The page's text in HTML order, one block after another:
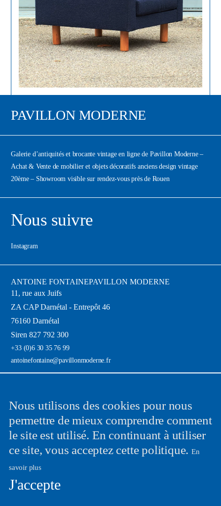
PAVILLON MODERNE
Galerie d’antiquités et brocante vintage en ligne de Pavillon Moderne –
Achat & Vente de mobilier et objets décoratifs anciens design vintage
20ème – Showroom visible sur rendez-vous près de Rouen
Nous suivre
Instagram
ANTOINE FONTAINEPAVILLON MODERNE
11, rue aux Juifs
ZA CAP Darnétal - Entrepôt 46
76160 Darnétal
Siren 827 792 300
+33 (0)6 30 35 76 99
antoinefontaine@pavillonmoderne.fr
News
Recevez mes dernières trouvailles directement dans votre boîte e-mail et
ça une fois par mois !
En validant votre inscription, vous acceptez que PAVILLON MODERNE mémorise
et utilise votre adresse email dans le but de vous envoyer notre lettre d’informations.
Nous utilisons des cookies pour nous
permettre de mieux comprendre comment
le site est utilisé. En continuant à utiliser
ce site, vous acceptez cette politique. En
savoir plus
J'accepte